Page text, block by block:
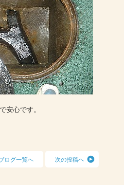
安心です。
ログ一覧へ 次の投稿へ